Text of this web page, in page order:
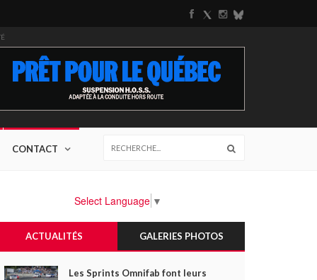
CONTACT
Select Language ▼
ACTUALITÉS GALERIES PHOTOS
Les Sprints Omnifab font leurs